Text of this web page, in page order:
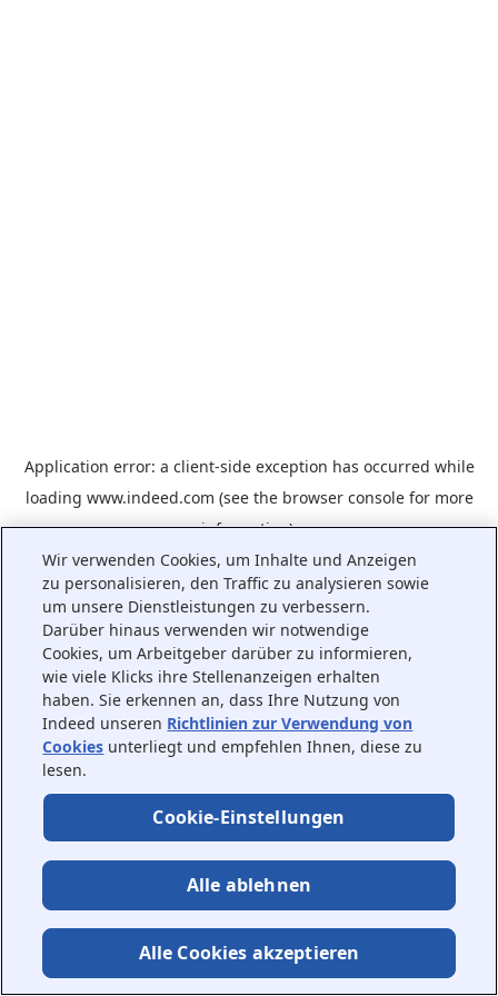
Application error: a client-side exception has occurred while
loading www.indeed.com (see the browser consolefor more
information).
Wir verwenden Cookies, um Inhalte und Anzeigen
zu personalisieren, den Traffic zu analysieren sowie
um unsere Dienstleistungen zu verbessern.
Darüber hinaus verwenden wir notwendige
Cookies, um Arbeitgeber darüber zu informieren,
wie viele Klicks ihre Stellenanzeigen erhalten
haben. Sie erkennen an, dass Ihre Nutzung von
Indeed unseren Richtlinien zur Verwendung von
Cookies unterliegt und empfehlen Ihnen, diese zu
lesen.
Cookie-Einstellungen
Alle ablehnen
Alle Cookies akzeptieren